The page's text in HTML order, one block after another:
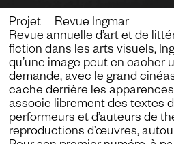
Projet Revue Ingmar
Revue annuelle d’art et de
fiction dans les arts visuels,
qu’une image peut en cacher
demande, avec le grand
cache derrière les
associe librement des textes
performeurs et d’auteurs de
reproductions d’œuvres,